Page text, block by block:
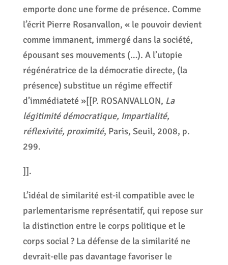
emporte donc une forme de présence. Comme
l’écrit Pierre Rosanvallon, « le pouvoir devient
comme immanent, immergé dans la société,
épousant ses mouvements (…). A l’utopie
régénératrice de la démocratie directe, (la
présence) substitue un régime effectif
d’immédiateté »[[P. ROSANVALLON, La
légitimité démocratique, Impartialité,
réflexivité, proximité, Paris, Seuil, 2008, p.
299.
]].
L’idéal de similarité est-il compatible avec le
parlementarisme représentatif, qui repose sur
la distinction entre le corps politique et le
corps social ? La défense de la similarité ne
devrait-elle pas davantage favoriser le